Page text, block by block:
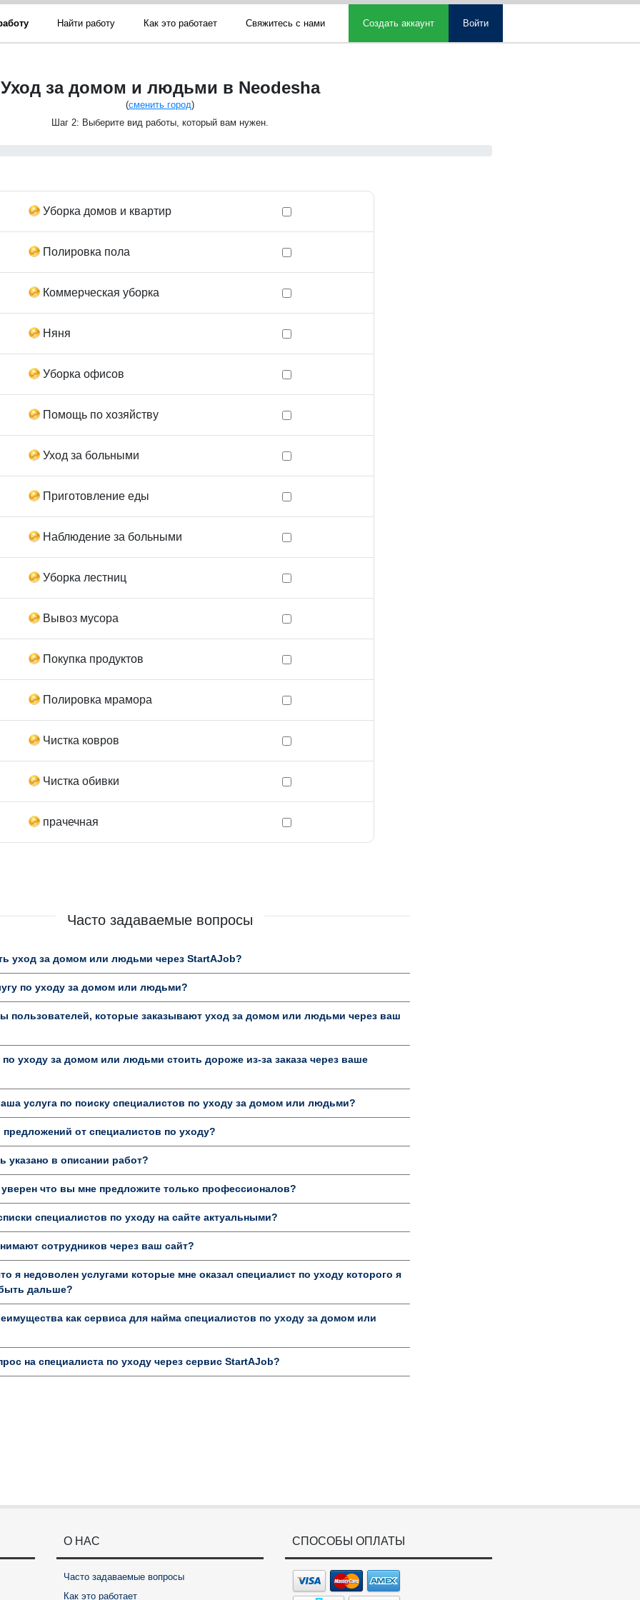
Найти работу Как это работает Свяжитесь с нами Создать аккаунт Войти
Уход за домом и людьми в Neodesha
(сменить город)
Шаг 2: Выберите вид работы, который вам нужен.
Уборка домов и квартир
Полировка пола
Коммерческая уборка
Няня
Уборка офисов
Помощь по хозяйству
Уход за больными
Приготовление еды
Наблюдение за больными
Уборка лестниц
Вывоз мусора
Покупка продуктов
Полировка мрамора
Чистка ковров
Чистка обивки
прачечная
Часто задаваемые вопросы
уход за домом или людьми через StartAJob?
по уходу за домом или людьми?
пользователей, которые заказывают уход за домом или людьми через ваш
по уходу за домом или людьми стоить дороже из-за заказа через ваше
услуга по поиску специалистов по уходу за домом или людьми?
предложений от специалистов по уходу?
указано в описании работ?
что вы мне предложите только профессионалов?
специалистов по уходу на сайте актуальными?
сотрудников через ваш сайт?
я недоволен услугами которые мне оказал специалист по уходу которого я
дальше?
как сервиса для найма специалистов по уходу за домом или
на специалиста по уходу через сервис StartAJob?
О НАС
Часто задаваемые вопросы
Как это работает
СПОСОБЫ ОПЛАТЫ